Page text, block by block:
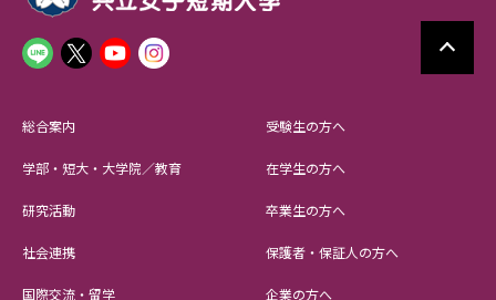
総合案内
学部・短大・大学院／教育
研究活動
社会連携
国際交流・留学
受験生の方へ
在学生の方へ
卒業生の方へ
保護者・保証人の方へ
企業の方へ